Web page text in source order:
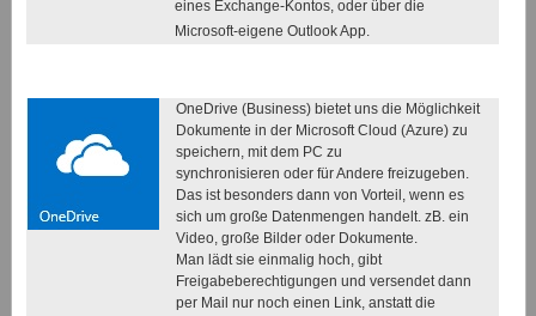
eines Exchange-Kontos, oder über die
Microsoft-eigene Outlook App.
OneDrive (Business) bietet uns die Möglichkeit
Dokumente in der Microsoft Cloud (Azure) zu
speichern, mit dem PC zu
synchronisieren oder für Andere freizugeben.
Das ist besonders dann von Vorteil, wenn es
sich um große Datenmengen handelt. zB. ein
Video, große Bilder oder Dokumente.
Man lädt sie einmalig hoch, gibt
Freigabeberechtigungen und versendet dann
per Mail nur noch einen Link, anstatt die